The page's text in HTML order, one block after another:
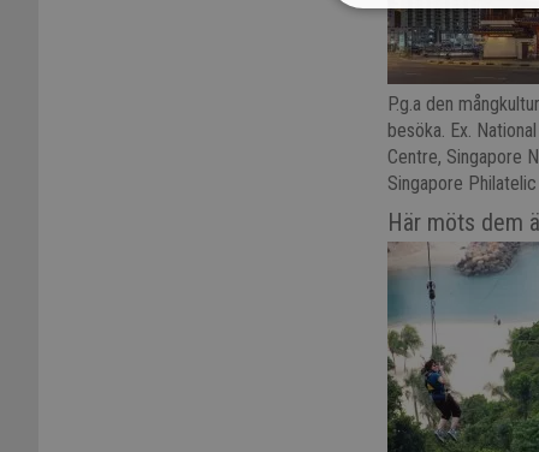
P.g.a den
besöka. Ex.
Centre, Singapore
Singapore
Här möts dem